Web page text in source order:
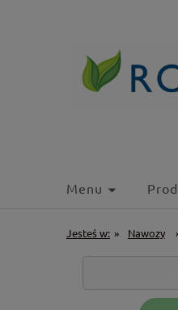
Menu
Jesteś w: » Nawozy